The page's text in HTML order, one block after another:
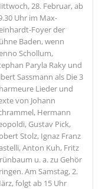
28. Februar, ab
Uhr im Max-
Foyer der
Baden, wenn
Schollum,
Paryla Raky und
Sassmann als Die 3
Lieder und
von Johann
Hermann
Gustav Pick,
Stolz, Ignaz Franz
Anton Kuh, Fritz
u. a. zu Gehör
Am Samstag, 2.
folgt ab 15 Uhr